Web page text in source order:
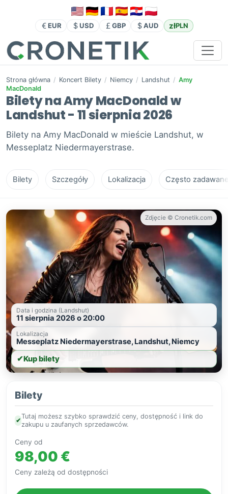
EUR USD GBP AUD złPLN
Strona główna / Koncert Bilety / Niemcy / Landshut / Amy
MacDonald
Bilety na Amy MacDonald w
Landshut - 11 sierpnia 2026
Bilety na Amy MacDonald w mieście Landshut, w
Messeplatz Niedermayerstrase.
Bilety Szczegóły Lokalizacja Często
Zdjęcie © Cronetik.com
Data i godzina (Landshut)
11 sierpnia 2026 o 20:00
Lokalizacja
Messeplatz Niedermayerstrase, Landshut, Niemcy
✔Kup bilety
Bilety
✔
Tutaj możesz szybko sprawdzić ceny, dostępność i link do
zakupu u zaufanych sprzedawców.
Ceny od
98,00 €
Ceny zależą od dostępności